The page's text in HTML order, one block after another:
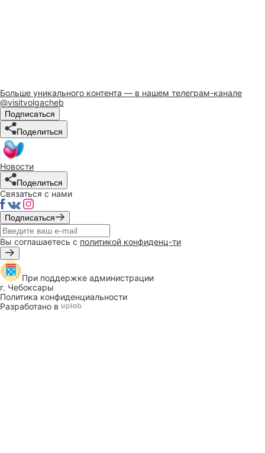
Больше уникального контента — в нашем телеграм-канале
@visitvolgacheb
Подписаться
Поделиться
Новости
Поделиться
Связаться с нами
Подписаться
Вы соглашаетесь с политикой конфиденц-ти
При поддержке администрации
г. Чебоксары
Политика конфиденциальности
Разработано в